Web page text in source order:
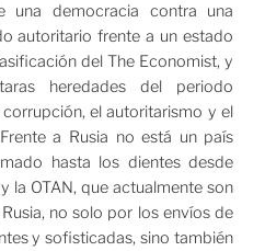
democracia contra una
autoritario frente a un estado
del The Economist, y
heredades del periodo
el autoritarismo y el
a Rusia no está un país
hasta los dientes desde
la OTAN, que actualmente son
no solo por los envíos de
y sofisticadas, sino también